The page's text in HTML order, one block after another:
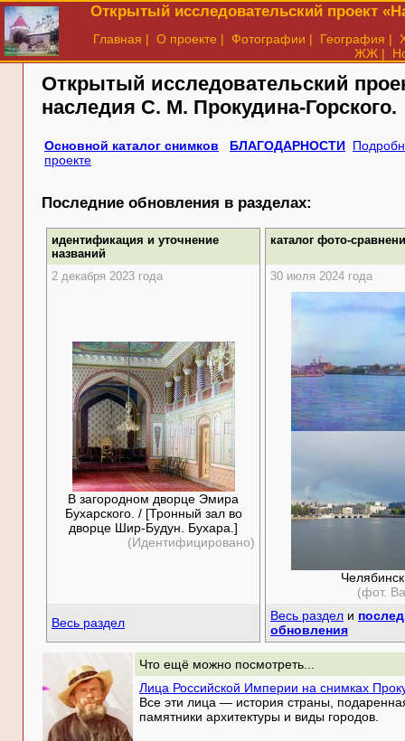
Открытый исследовательский проект
Главная | О проекте | Фотографии | География |
ЖЖ |
Открытый исследовательский
наследия С. М. Прокудина-Горского.
Основной каталог снимков БЛАГОДАРНОСТИ
проекте
Последние обновления в разделах:
идентификация и уточнение
названий
каталог фото-
2 декабря 2023 года 30 июля 2024 года
В загородном дворце Эмира
Бухарского. / [Тронный зал во
дворце Шир-Будун. Бухара.]
(Идентифицировано)
Челябинск
(фот.
Весь раздел Весь раздел и
обновления
Что ещё можно посмотреть...
Лица Российской Империи на снимках
Все эти лица — история страны,
памятники архитектуры и виды городов.